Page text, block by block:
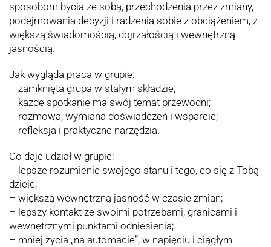
sposobom bycia ze sobą, przechodzenia przez zmiany,
podejmowania decyzji i radzenia sobie z obciążeniem, z
większą świadomością, dojrzałością i wewnętrzną
jasnością.
Jak wygląda praca w grupie:
– zamknięta grupa w stałym składzie;
– każde spotkanie ma swój temat przewodni;
– rozmowa, wymiana doświadczeń i wsparcie;
– refleksja i praktyczne narzędzia.
Co daje udział w grupie:
– lepsze rozumienie swojego stanu i tego, co się z Tobą
dzieje;
– większą wewnętrzną jasność w czasie zmian;
– lepszy kontakt ze swoimi potrzebami, granicami i
wewnętrznymi punktami odniesienia;
– mniej życia „na automacie”, w napięciu i ciągłym